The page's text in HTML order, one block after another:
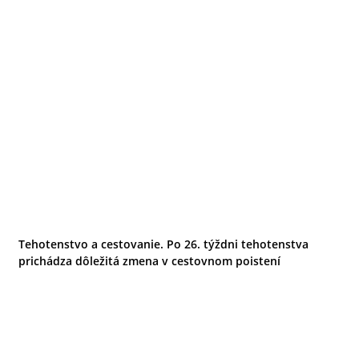
Tehotenstvo a cestovanie. Po 26. týždni tehotenstva
prichádza dôležitá zmena v cestovnom poistení